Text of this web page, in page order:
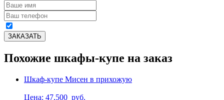
Похожие шкафы-купе на заказ
Шкаф-купе Мисен в прихожую
Цена: 47,500 руб.